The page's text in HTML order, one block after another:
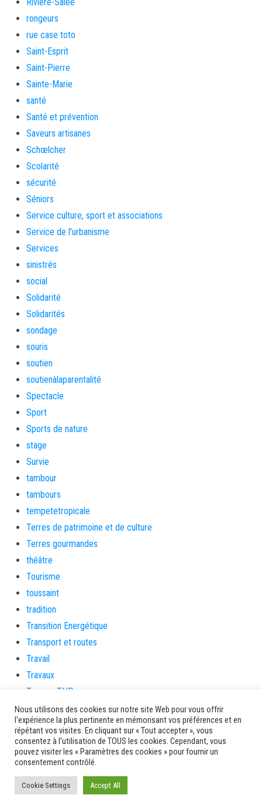
rongeurs
rue case toto
Saint-Esprit
Saint-Pierre
Sainte-Marie
santé
Santé et prévention
Saveurs artisanes
Schœlcher
Scolarité
sécurité
Séniors
Service culture, sport et associations
Service de l'urbanisme
Services
sinistrés
social
Solidarité
Solidarités
sondage
souris
soutien
soutienàlaparentalité
Spectacle
Sport
Sports de nature
stage
Survie
tambour
tambours
tempetetropicale
Terres de patrimoine et de culture
Terres gourmandes
théâtre
Tourisme
toussaint
tradition
Transition Energétique
Transport et routes
Travail
Travaux
Travaux THD
travaux utiles
TSUNAMI
TZCLD
uncategorized
Venir en Martinique
Video
Nous utilisons des cookies sur notre site Web pour vous offrir
l'expérience la plus pertinente en mémorisant vos préférences et en
répétant vos visites. En cliquant sur « Tout accepter », vous
consentez à l'utilisation de TOUS les cookies. Cependant, vous
pouvez visiter les « Paramètres des cookies » pour fournir un
consentement contrôlé.
Cookie Settings Accept All